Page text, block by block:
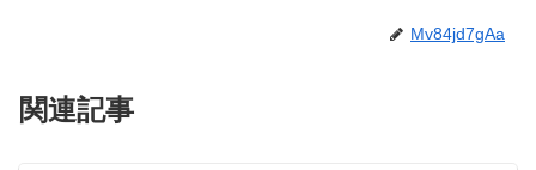
Mv84jd7gAa
関連記事